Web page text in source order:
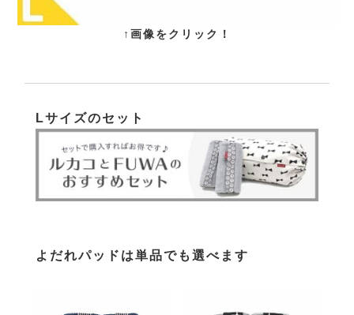
↑画像をクリック！
Lサイズのセット
よだれパッドは単品でも選べます